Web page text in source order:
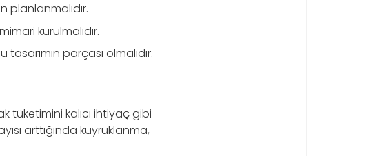
planlanmalıdır.
kurulmalıdır.
parçası olmalıdır.
tüketimini kalıcı ihtiyaç gibi
arttığında kuyruklanma,